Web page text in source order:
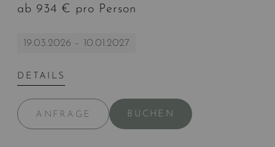
ab 934 € pro Person
19.03.2026 – 10.01.2027
DETAILS
ANFRAGE BUCHEN